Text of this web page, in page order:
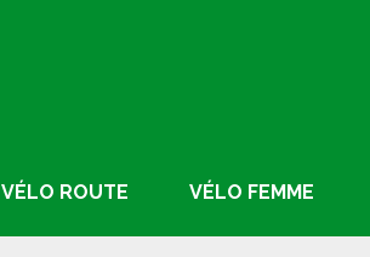
VÉLO ROUTE VÉLO FEMME